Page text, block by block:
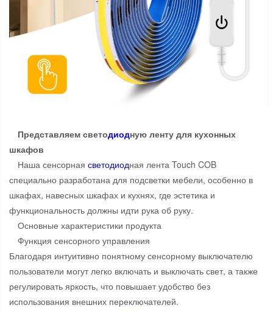
Представляем светодиодную ленту для кухонных
шкафов
Наша сенсорная светодиодная лента Touch COB
специально разработана для подсветки мебели, особенно в
шкафах, навесных шкафах и кухнях, где эстетика и
функциональность должны идти рука об руку.
Основные характеристики продукта
Функция сенсорного управления
Благодаря интуитивно понятному сенсорному выключателю
пользователи могут легко включать и выключать свет, а также
регулировать яркость, что повышает удобство без
использования внешних переключателей.